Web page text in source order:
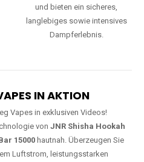
und bieten ein sicheres,
langlebiges sowie intensives
Dampferlebnis.
IN AKTION
Vapes in exklusiven Videos!
von JNR Shisha Hookah
15000 hautnah. Überzeugen Sie
Luftstrom, leistungsstarken